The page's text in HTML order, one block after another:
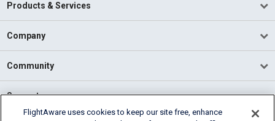
Products & Services
Company
Community
Support
FlightAware uses cookies to keep our site free, enhance